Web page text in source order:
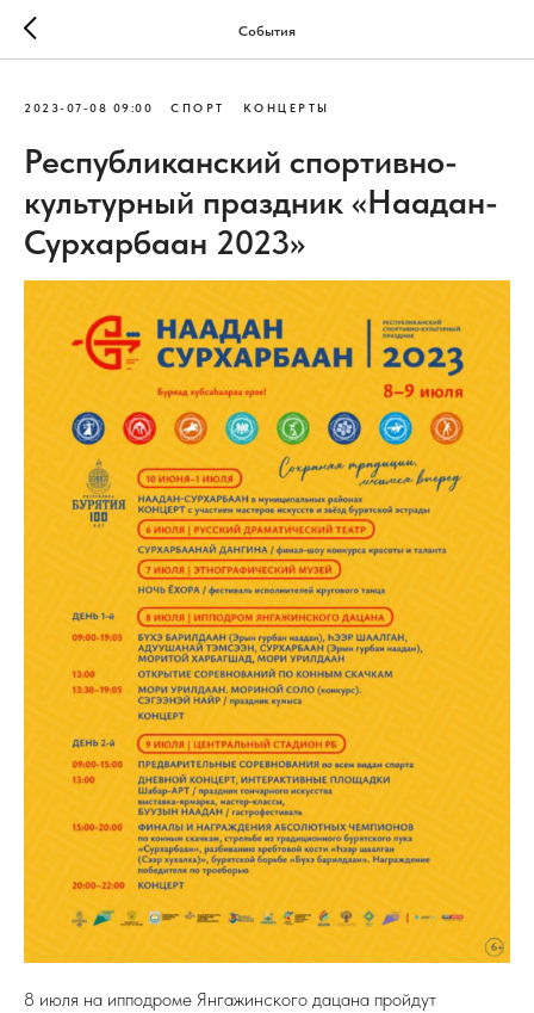
События
2023-07-08 09:00 СПОРТ КОНЦЕРТЫ
Республиканский спортивно-
культурный праздник «Наадан-
Сурхарбаан 2023»
8 июля на ипподроме Янгажинского дацана пройдут